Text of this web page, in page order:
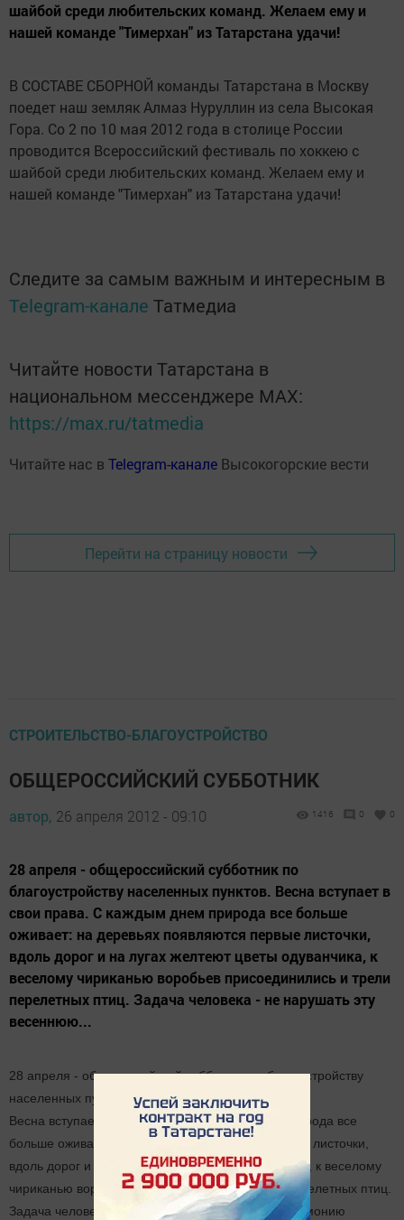
шайбой среди любительских команд. Желаем ему и
нашей команде "Тимерхан" из Татарстана удачи!
В СОСТАВЕ СБОРНОЙ команды Татарстана в Москву
поедет наш земляк Алмаз Нуруллин из села Высокая
Гора. Со 2 по 10 мая 2012 года в столице России
проводится Всероссийский фестиваль по хоккею с
шайбой среди любительских команд. Желаем ему и
нашей команде "Тимерхан" из Татарстана удачи!
Следите за самым важным и интересным в
Telegram-канале Татмедиа
Читайте новости Татарстана в
национальном мессенджере MАХ:
https://max.ru/tatmedia
Читайте нас в Telegram-канале Высокогорские вести
Перейти на страницу новости
СТРОИТЕЛЬСТВО-БЛАГОУСТРОЙСТВО
ОБЩЕРОССИЙСКИЙ СУББОТНИК
автор, 26 апреля 2012 - 09:10 1416 0 0
28 апреля - общероссийский субботник по
благоустройству населенных пунктов. Весна вступает в
свои права. С каждым днем природа все больше
оживает: на деревьях появляются первые листочки,
вдоль дорог и на лугах желтеют цветы одуванчика, к
веселому чириканью воробьев присоединились и трели
перелетных птиц. Задача человека - не нарушать эту
весеннюю...
28 апреля - общероссийский субботник по благоустройству
населенных пунктов.
Весна вступает в свои права. С каждым днем природа все
больше оживает: на деревьях появляются первые листочки,
вдоль дорог и на лугах желтеют цветы одуванчика, к веселому
чириканью воробьев присоединились и трели перелетных птиц.
Задача человека - не нарушать эту весеннюю гармонию